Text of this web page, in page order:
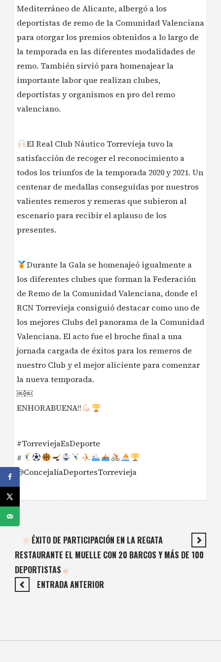
Mediterráneo de Alicante, albergó a los
deportistas de remo de la Comunidad Valenciana
para otorgar los premios obtenidos a lo largo de
la temporada en las diferentes modalidades de
remo. También sirvió para homenajear la
importante labor que realizan clubes,
deportistas y organismos en pro del remo
valenciano.
El Real Club Náutico Torrevieja tuvo la
satisfacción de recoger el reconocimiento a
todos los triunfos de la temporada 2020 y 2021. Un
centenar de medallas conseguidas por nuestros
valientes remeros y remeras que subieron al
escenario para recibir el aplauso de los
presentes.
Durante la Gala se homenajeó igualmente a
los diferentes clubes que forman la Federación
de Remo de la Comunidad Valenciana, donde el
RCN Torrevieja consiguió destacar como uno de
los mejores Clubs del panorama de la Comunidad
Valenciana. El acto fue el broche final a una
jornada cargada de éxitos para los remeros de
nuestro Club y el mejor aliciente para comenzar
la nueva temporada.
￼￼
ENHORABUENA!!
#TorreviejaEsDeporte
#
@ConcejalíaDeportesTorrevieja
ÉXITO DE PARTICIPACIÓN EN LA REGATA
RESTAURANTE EL MUELLE CON 20 BARCOS Y MÁS DE 100
DEPORTISTAS
ENTRADA ANTERIOR